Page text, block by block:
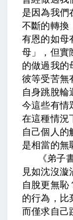
是因為我們
不斷的轉換
有恩的如母
母」，但實
的做過我的
彼等受苦無
自身跳脫輪
今這些有情
在這種情況
自己個人的
是相當的無
《弟子
見如沈沒
自脫更無恥
的行為，比
而僅求自己